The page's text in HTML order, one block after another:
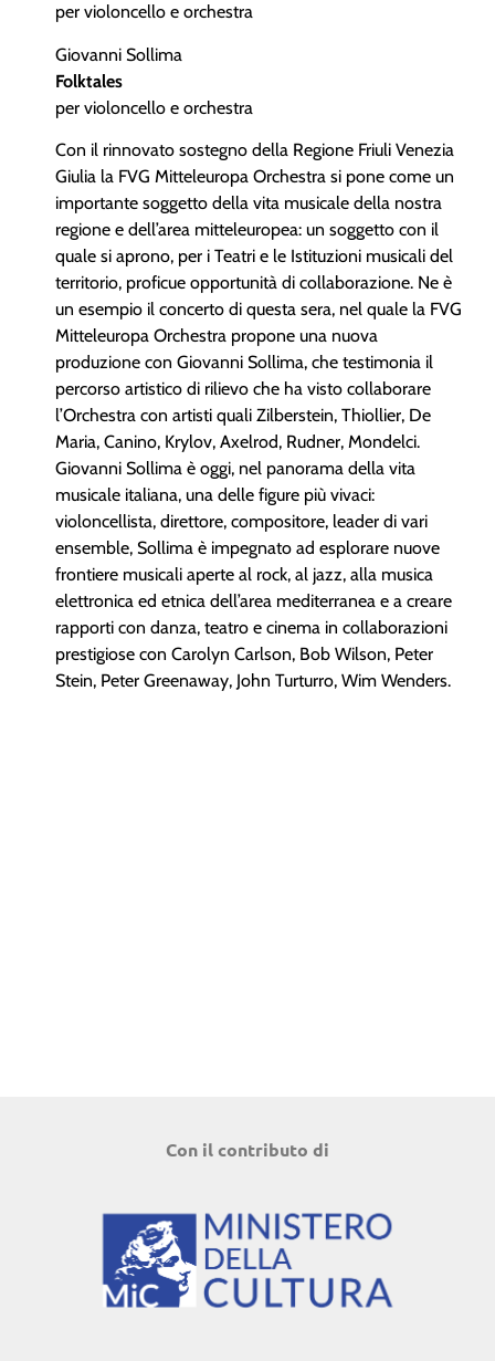
per violoncello e orchestra
Giovanni Sollima
Folktales
per violoncello e orchestra
Con il rinnovato sostegno della Regione Friuli Venezia
Giulia la FVG Mitteleuropa Orchestra si pone come un
importante soggetto della vita musicale della nostra
regione e dell’area mitteleuropea: un soggetto con il
quale si aprono, per i Teatri e le Istituzioni musicali del
territorio, proficue opportunità di collaborazione. Ne è
un esempio il concerto di questa sera, nel quale la FVG
Mitteleuropa Orchestra propone una nuova
produzione con Giovanni Sollima, che testimonia il
percorso artistico di rilievo che ha visto collaborare
l’Orchestra con artisti quali Zilberstein, Thiollier, De
Maria, Canino, Krylov, Axelrod, Rudner, Mondelci.
Giovanni Sollima è oggi, nel panorama della vita
musicale italiana, una delle figure più vivaci:
violoncellista, direttore, compositore, leader di vari
ensemble, Sollima è impegnato ad esplorare nuove
frontiere musicali aperte al rock, al jazz, alla musica
elettronica ed etnica dell’area mediterranea e a creare
rapporti con danza, teatro e cinema in collaborazioni
prestigiose con Carolyn Carlson, Bob Wilson, Peter
Stein, Peter Greenaway, John Turturro, Wim Wenders.
Con il contributo di